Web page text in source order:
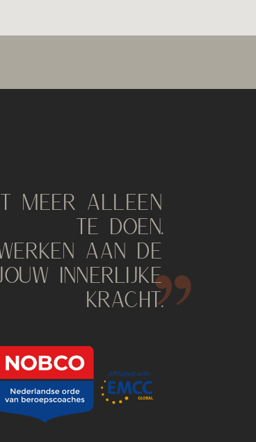
MEER ALLEEN
TE DOEN.
AAN DE
INNERLIJKE
KRACHT.